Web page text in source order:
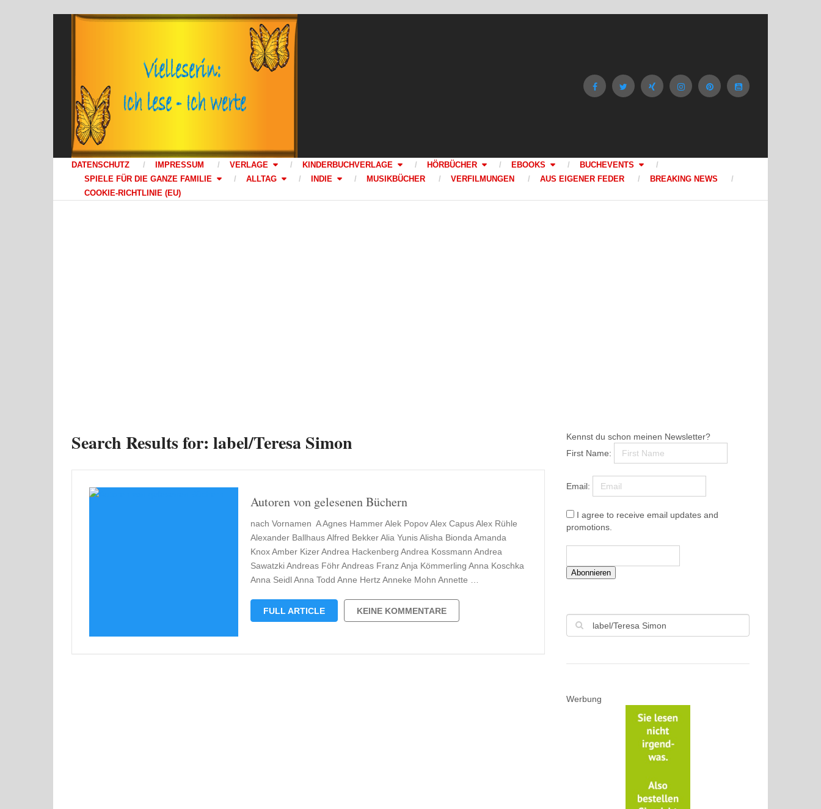
DATENSCHUTZ IMPRESSUM VERLAGE KINDERBUCHVERLAGE HÖRBÜCHER EBOOKS
BUCHEVENTS
SPIELE FÜR DIE GANZE FAMILIE
ALLTAG INDIE MUSIKBÜCHER VERFILMUNGEN AUS EIGENER FEDER
BREAKING NEWS
COOKIE-RICHTLINIE (EU)
Search Results for: label/Teresa Simon
Autoren von gelesenen Büchern
nach Vornamen A Agnes Hammer Alek Popov Alex Capus Alex Rühle
Alexander Ballhaus Alfred Bekker Alia Yunis Alisha Bionda Amanda
Knox Amber Kizer Andrea Hackenberg Andrea Kossmann Andrea
Sawatzki Andreas Föhr Andreas Franz Anja Kömmerling Anna Koschka
Anna Seidl Anna Todd Anne Hertz Anneke Mohn Annette …
FULL ARTICLE KEINE KOMMENTARE
Kennst du schon meinen Newsletter?
First Name:
Email:
I agree to receive email updates and
promotions.
Abonnieren
Werbung